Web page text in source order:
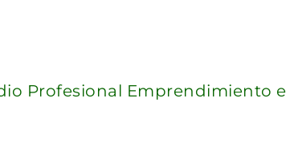
Profesional Emprendimiento e